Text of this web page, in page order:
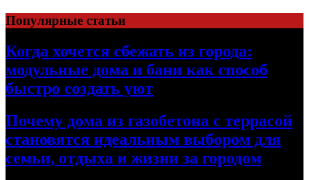
Перейти
к
содержимому
Популярные статьи
Когда хочется сбежать из города:
модульные дома и бани как способ
быстро создать уют
Почему дома из газобетона с террасой
становятся идеальным выбором для
семьи, отдыха и жизни за городом